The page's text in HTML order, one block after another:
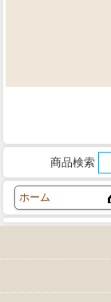
商品検索
ホーム